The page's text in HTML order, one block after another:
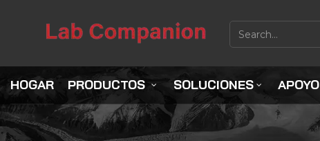
HOGAR PRODUCTOS SOLUCIONES APOYO